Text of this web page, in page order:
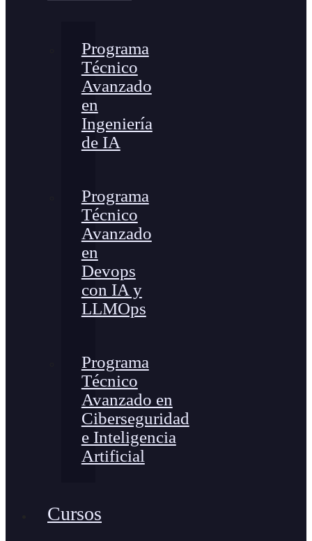
Programa
Técnico
Avanzado
en
Ingeniería
de IA
Programa
Técnico
Avanzado
en
Devops
con IA y
LLMOps
Programa
Técnico
Avanzado en
Ciberseguridad
e Inteligencia
Artificial
Cursos